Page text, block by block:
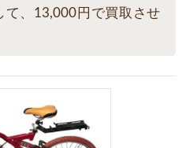
て、13,000円で買取させ